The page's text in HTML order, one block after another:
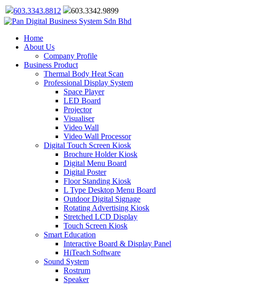
603.3343.8812 603.3342.9899
Home
About Us
Company Profile
Business Product
Thermal Body Heat Scan
Professional Display System
Space Player
LED Board
Projector
Visualiser
Video Wall
Video Wall Processor
Digital Touch Screen Kiosk
Brochure Holder Kiosk
Digital Menu Board
Digital Poster
Floor Standing Kiosk
L Type Desktop Menu Board
Outdoor Digital Signage
Rotating Advertising Kiosk
Stretched LCD Display
Touch Screen Kiosk
Smart Education
Interactive Board & Display Panel
HiTeach Software
Sound System
Rostrum
Speaker